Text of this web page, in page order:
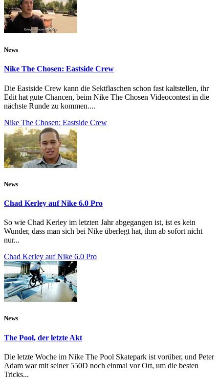
News
Nike The Chosen: Eastside Crew
Die Eastside Crew kann die Sektflaschen schon fast kaltstellen, ihr
Edit hat gute Chancen, beim Nike The Chosen Videocontest in die
nächste Runde zu kommen....
Nike The Chosen: Eastside Crew
News
Chad Kerley auf Nike 6.0 Pro
So wie Chad Kerley im letzten Jahr abgegangen ist, ist es kein
Wunder, dass man sich bei Nike überlegt hat, ihm ab sofort nicht
nur...
Chad Kerley auf Nike 6.0 Pro
News
The Pool, der letzte Akt
Die letzte Woche im Nike The Pool Skatepark ist vorüber, und Peter
Adam war mit seiner 550D noch einmal vor Ort, um die besten
Tricks...